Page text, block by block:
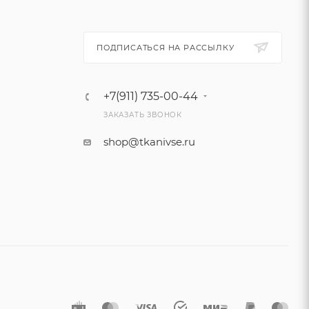
ПОДПИСАТЬСЯ НА РАССЫЛКУ
+7(911) 735-00-44
ЗАКАЗАТЬ ЗВОНОК
shop@tkanivse.ru